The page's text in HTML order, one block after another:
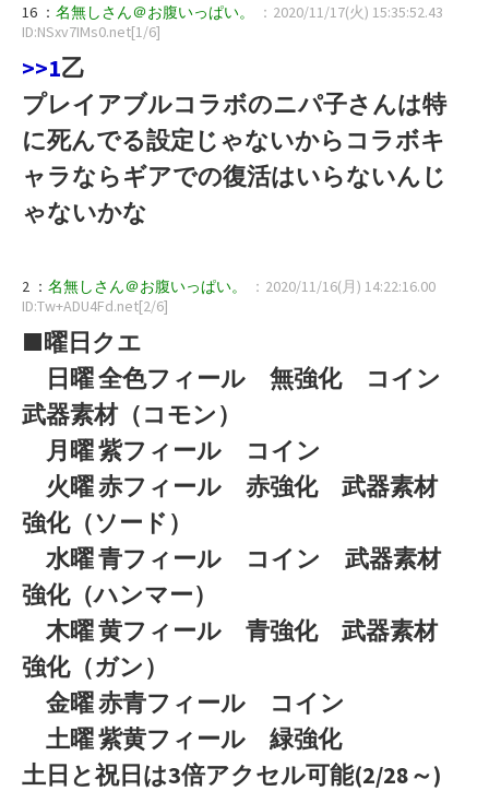
16 ： 名無しさん＠お腹いっぱい。
：2020/11/17(火) 15:35:52.43
ID:NSxv7IMs0.net[1/6]
>>1乙
プレイアブルコラボのニパ子さんは特
に死んでる設定じゃないからコラボキ
ャラならギアでの復活はいらないんじ
ゃないかな
2 ： 名無しさん＠お腹いっぱい。
：2020/11/16(月) 14:22:16.00
ID:Tw+ADU4Fd.net[2/6]
■曜日クエ
日曜 全色フィール 無強化 コイン
武器素材（コモン）
月曜 紫フィール コイン
火曜 赤フィール 赤強化 武器素材
強化（ソード）
水曜 青フィール コイン 武器素材
強化（ハンマー）
木曜 黄フィール 青強化 武器素材
強化（ガン）
金曜 赤青フィール コイン
土曜 紫黄フィール 緑強化
土日と祝日は3倍アクセル可能(2/28～)